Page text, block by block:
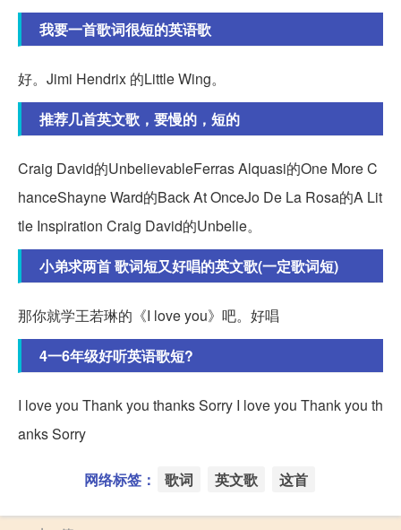
我要一首歌词很短的英语歌
好。Jimi Hendrix 的Little Wing。
推荐几首英文歌，要慢的，短的
Craig David的UnbelievableFerras Alquasi的One More C
hanceShayne Ward的Back At OnceJo De La Rosa的A Lit
tle Inspiration Craig David的Unbelie。
小弟求两首 歌词短又好唱的英文歌(一定歌词短)
那你就学王若琳的《I love you》吧。好唱
4一6年级好听英语歌短?
I love you Thank you thanks Sorry I love you Thank you th
anks Sorry
网络标签： 歌词 英文歌 这首